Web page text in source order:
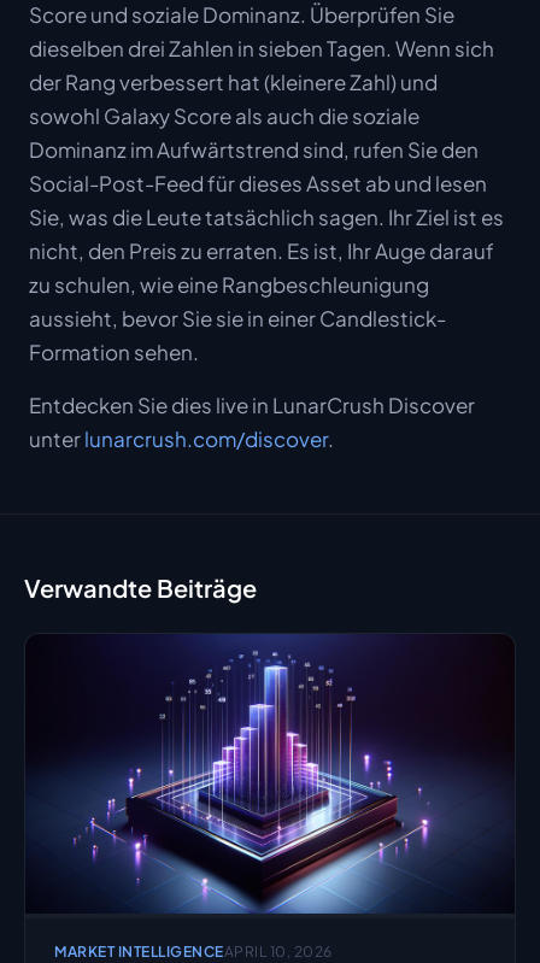
Score und soziale Dominanz. Überprüfen Sie
dieselben drei Zahlen in sieben Tagen. Wenn sich
der Rang verbessert hat (kleinere Zahl) und
sowohl Galaxy Score als auch die soziale
Dominanz im Aufwärtstrend sind, rufen Sie den
Social-Post-Feed für dieses Asset ab und lesen
Sie, was die Leute tatsächlich sagen. Ihr Ziel ist es
nicht, den Preis zu erraten. Es ist, Ihr Auge darauf
zu schulen, wie eine Rangbeschleunigung
aussieht, bevor Sie sie in einer Candlestick-
Formation sehen.
Entdecken Sie dies live in LunarCrush Discover
unterlunarcrush.com/discover.
Verwandte Beiträge
MARKET INTELLIGENCEAPRIL 10, 2026